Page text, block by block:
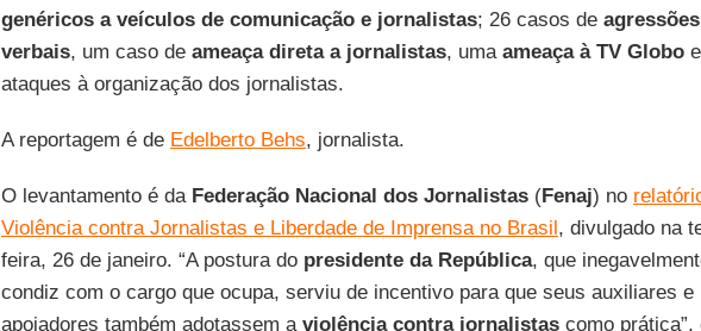
genéricos a veículos de comunicação e jornalistas; 26 casos de agressões
verbais, um caso de ameaça direta a jornalistas, uma ameaça à TV Globoe
ataques à organização dos jornalistas.
A reportagem é de Edelberto Behs, jornalista.
O levantamento é da Federação Nacional dos Jornalistas(Fenaj) no
Violência contra Jornalistas e Liberdade de Imprensa no Brasil, divulgado na
feira, 26 de janeiro. “A postura do presidente da República, que
condiz com o cargo que ocupa, serviu de incentivo para que seus auxiliares e
apoiadores também adotassem a violência contra jornalistascomo prática”,